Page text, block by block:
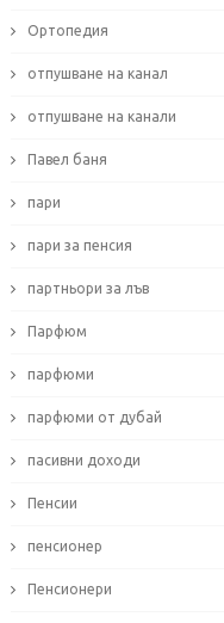
Ортопедия
отпушване на канал
отпушване на канали
Павел баня
пари
пари за пенсия
партньори за лъв
Парфюм
парфюми
парфюми от дубай
пасивни доходи
Пенсии
пенсионер
Пенсионери